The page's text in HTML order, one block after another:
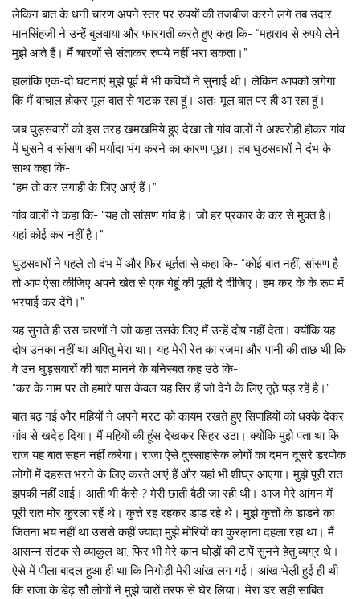
लेकिन बात के धनी चारण अपने स्तर पर रुपयों की तजबीज करने लगे तब उदार
मानसिंहजी ने उन्हें बुलवाया और फारगती करते हुए कहा कि- “महाराव से रुपये लेने
मुझे आते हैं। मैं चारणों से संताकर रुपये नहीं भरा सकता।”
हालांकि एक-दो घटनाएं मुझे पूर्व में भी कवियों ने सुनाई थी। लेकिन आपको लगेगा
कि मैं वाचाल होकर मूल बात से भटक रहा हूं। अतः मूल बात पर ही आ रहा हूं।
जब घुड़सवारों को इस तरह खमखमिये हुए देखा तो गांव वालों ने अश्वरोही होकर गांव
में घुसने व सांसण की मर्यादा भंग करने का कारण पूछा। तब घुड़सवारों ने दंभ के
साथ कहा कि-
“हम तो कर उगाही के लिए आएं हैं।”
गांव वालों ने कहा कि- “यह तो सांसण गांव है। जो हर प्रकार के कर से मुक्त है।
यहां कोई कर नहीं है।”
घुड़सवारों ने पहले तो दंभ में और फिर धूर्तता से कहा कि- “कोई बात नहीं, सांसण है
तो आप ऐसा कीजिए अपने खेत से एक गेहूं की पूल़ी दे दीजिए। हम कर के के रूप में
भरपाई कर देंगे।”
यह सुनते ही उस चारणों ने जो कहा उसके लिए मैं उन्हें दोष नहीं देता। क्योंकि यह
दोष उनका नहीं था अपितु मेरा था। यह मेरी रेत का रजमा और पानी की ताछ थी कि
वे उन घुड़सवारों की बात मानने के बनिस्बत कह उठे कि-
“कर के नाम पर तो हमारे पास केवल यह सिर हैं जो देने के लिए तूठे पड़ रहें है।”
बात बढ़ गई और महियों ने अपने मरट को कायम रखते हुए सिपाहियों को धक्के देकर
गांव से खदेड़ दिया। मैं महियों की हूंस देखकर सिहर उठा। क्योंकि मुझे पता था कि
राज यह बात सहन नहीं करेगा। राजा ऐसे दुस्साहसिक लोगों का दमन दूसरे डरपोक
लोगों में दहसत भरने के लिए करते आएं हैं और यहां भी शीघ्र आएगा। मुझे पूरी रात
झपकी नहीं आई। आती भी कैसे ? मेरी छाती बैठी जा रही थी। आज मेरे आंगन में
पूरी रात मोर कुरला रहें थे। कुत्ते रह रहकर डाड रहे थे। मुझे कुत्तों के डाडने का
जितना भय नहीं था उससे कहीं ज्यादा मुझे मोरियों का कुरल़ाना दहला रहा था। मैं
आसन्न संटक से व्याकुल था, फिर भी मेरे कान घोड़ों की टापें सुनने हेतु व्यग्र थे।
ऐसे में पीला बादल हुआ ही था कि निगोड़ी मेरी आंख लग गई। आंख भेल़ी हुई ही थी
कि राजा के डेढ़ सौ लोगों ने मुझे चारों तरफ से घेर लिया। मेरा डर सही साबित